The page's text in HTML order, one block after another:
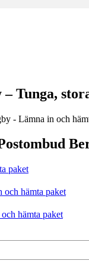
Tunga,
paket
hämta paket
hämta paket